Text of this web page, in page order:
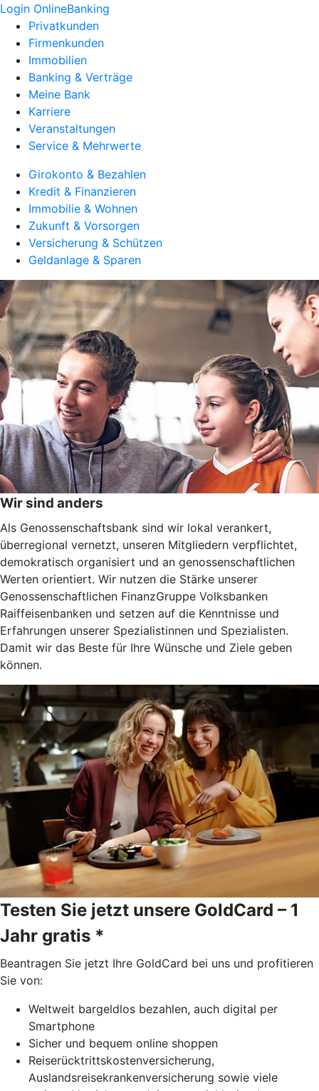
Login OnlineBanking
Privatkunden
Firmenkunden
Immobilien
Banking & Verträge
Meine Bank
Karriere
Veranstaltungen
Service & Mehrwerte
Girokonto & Bezahlen
Kredit & Finanzieren
Immobilie & Wohnen
Zukunft & Vorsorgen
Versicherung & Schützen
Geldanlage & Sparen
Wir sind anders
Als Genossenschaftsbank sind wir lokal verankert,
überregional vernetzt, unseren Mitgliedern verpflichtet,
demokratisch organisiert und an genossenschaftlichen
Werten orientiert. Wir nutzen die Stärke unserer
Genossenschaftlichen FinanzGruppe Volksbanken
Raiffeisenbanken und setzen auf die Kenntnisse und
Erfahrungen unserer Spezialistinnen und Spezialisten.
Damit wir das Beste für Ihre Wünsche und Ziele geben
können.
Testen Sie jetzt unsere GoldCard – 1
Jahr gratis *
Beantragen Sie jetzt Ihre GoldCard bei uns und profitieren
Sie von:
Weltweit bargeldlos bezahlen, auch digital per
Smartphone
Sicher und bequem online shoppen
Reiserücktrittskostenversicherung,
Auslandsreisekrankenversicherung sowie viele